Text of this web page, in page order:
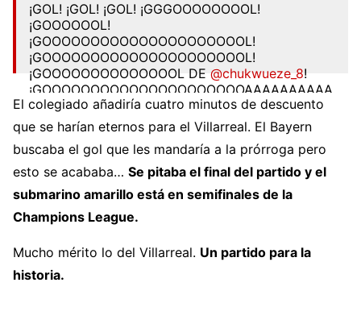
¡GOL! ¡GOL! ¡GOL! ¡GGGOOOOOOOOL!
¡GOOOOOOL!
¡GOOOOOOOOOOOOOOOOOOOOOL!
¡GOOOOOOOOOOOOOOOOOOOOOL!
¡GOOOOOOOOOOOOOOL DE @chukwueze_8!
¡GOOOOOOOOOOOOOOOOOOOOOAAAAAAAAAA
RRRRRRGHGHGHGHHGHGHHGHGHGH!
pic.twitter.com/QNBhZ6xHvq
— Villarreal CF (@VillarrealCF)April 12, 2022
El colegiado añadiría cuatro minutos de descuento
que se harían eternos para el Villarreal. El Bayern
buscaba el gol que les mandaría a la prórroga pero
esto se acababa… Se pitaba el final del partido y el
submarino amarillo está en semifinales de la
Champions League.
Mucho mérito lo del Villarreal. Un partido para la
historia.